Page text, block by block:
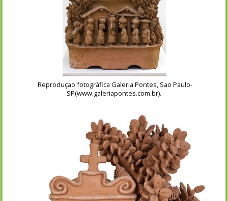
Reproduçao fotográfica Galeria Pontes, Sao Paulo-
SP(www.galeriapontes.com.br).